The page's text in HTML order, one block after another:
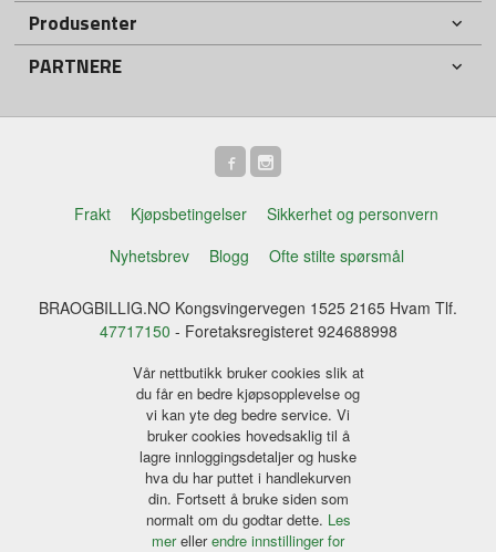
Produsenter
PARTNERE
Frakt Kjøpsbetingelser
Sikkerhet og personvern
Nyhetsbrev
Blogg Ofte stilte spørsmål
BRAOGBILLIG.NO Kongsvingervegen 1525 2165 Hvam Tlf.
47717150 - Foretaksregisteret 924688998
Vår nettbutikk bruker cookies slik at
du får en bedre kjøpsopplevelse og
vi kan yte deg bedre service. Vi
bruker cookies hovedsaklig til å
lagre innloggingsdetaljer og huske
hva du har puttet i handlekurven
din. Fortsett å bruke siden som
normalt om du godtar dette. Les
merellerendre innstillinger for